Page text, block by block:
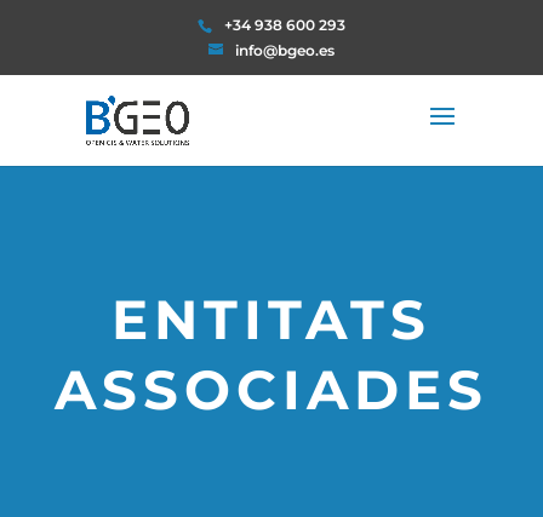
+34 938 600 293
info@bgeo.es
ENTITATS
ASSOCIADES